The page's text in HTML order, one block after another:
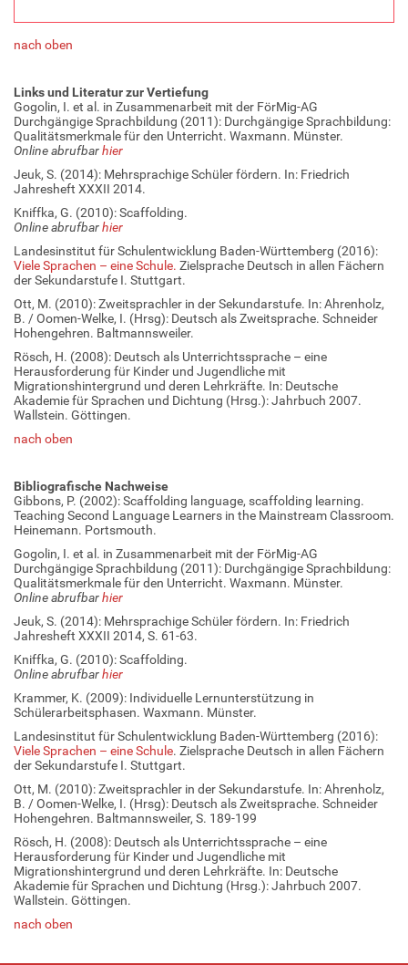
nach oben
Links und Literatur zur Vertiefung
Gogolin, I. et al. in Zusammenarbeit mit der FörMig-AG
Durchgängige Sprachbildung (2011): Durchgängige Sprachbildung:
Qualitätsmerkmale für den Unterricht. Waxmann. Münster.
Online abrufbarhier
Jeuk, S. (2014): Mehrsprachige Schüler fördern. In: Friedrich
Jahresheft XXXII 2014.
Kniffka, G. (2010): Scaffolding.
Online abrufbarhier
Landesinstitut für Schulentwicklung Baden-Württemberg (2016):
Viele Sprachen – eine Schule. Zielsprache Deutsch in allen Fächern
der Sekundarstufe I. Stuttgart.
Ott, M. (2010): Zweitsprachler in der Sekundarstufe. In: Ahrenholz,
B. / Oomen-Welke, I. (Hrsg): Deutsch als Zweitsprache. Schneider
Hohengehren. Baltmannsweiler.
Rösch, H. (2008): Deutsch als Unterrichtssprache – eine
Herausforderung für Kinder und Jugendliche mit
Migrationshintergrund und deren Lehrkräfte. In: Deutsche
Akademie für Sprachen und Dichtung (Hrsg.): Jahrbuch 2007.
Wallstein. Göttingen.
nach oben
Bibliografische Nachweise
Gibbons, P. (2002): Scaffolding language, scaffolding learning.
Teaching Second Language Learners in the Mainstream Classroom.
Heinemann. Portsmouth.
Gogolin, I. et al. in Zusammenarbeit mit der FörMig-AG
Durchgängige Sprachbildung (2011): Durchgängige Sprachbildung:
Qualitätsmerkmale für den Unterricht. Waxmann. Münster.
Online abrufbarhier
Jeuk, S. (2014): Mehrsprachige Schüler fördern. In: Friedrich
Jahresheft XXXII 2014, S. 61-63.
Kniffka, G. (2010): Scaffolding.
Online abrufbarhier
Krammer, K. (2009): Individuelle Lernunterstützung in
Schülerarbeitsphasen. Waxmann. Münster.
Landesinstitut für Schulentwicklung Baden-Württemberg (2016):
Viele Sprachen – eine Schule. Zielsprache Deutsch in allen Fächern
der Sekundarstufe I. Stuttgart.
Ott, M. (2010): Zweitsprachler in der Sekundarstufe. In: Ahrenholz,
B. / Oomen-Welke, I. (Hrsg): Deutsch als Zweitsprache. Schneider
Hohengehren. Baltmannsweiler, S. 189-199
Rösch, H. (2008): Deutsch als Unterrichtssprache – eine
Herausforderung für Kinder und Jugendliche mit
Migrationshintergrund und deren Lehrkräfte. In: Deutsche
Akademie für Sprachen und Dichtung (Hrsg.): Jahrbuch 2007.
Wallstein. Göttingen.
nach oben